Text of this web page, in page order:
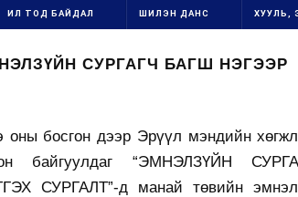
ИЛ ТОД БАЙДАЛ ШИЛЭН ДАНС ХУУЛЬ,
СУРГАГЧ БАГШ НЭГЭЭР
оны босгон дээр Эрүүл мэндийн
байгуулдаг “ЭМНЭЛЗҮЙН
СУРГАЛТ”-д манай төвийн